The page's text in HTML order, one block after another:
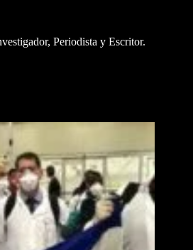
Periodista y Escritor.